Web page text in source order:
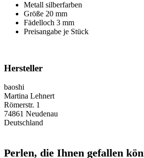
Metall silberfarben
Größe 20 mm
Fädelloch 3 mm
Preisangabe je Stück
Hersteller
baoshi
Martina Lehnert
Römerstr. 1
74861 Neudenau
Deutschland
Perlen, die Ihnen gefallen